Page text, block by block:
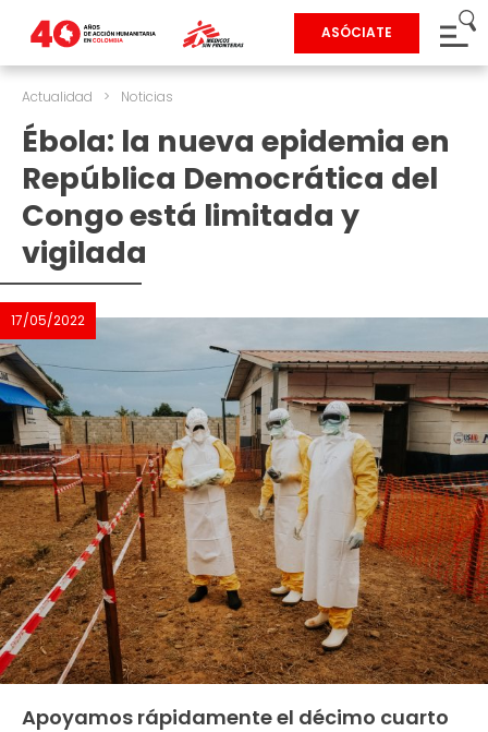
ASÓCIATE
Actualidad > Noticias
Ébola: la nueva epidemia en
República Democrática del
Congo está limitada y
vigilada
17/05/2022
Apoyamos rápidamente el décimo cuarto